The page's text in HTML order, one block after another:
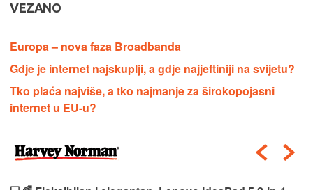
VEZANO
Europa – nova faza Broadbanda
Gdje je internet najskuplji, a gdje najjeftiniji na svijetu?
Tko plaća najviše, a tko najmanje za širokopojasni
internet u EU-u?